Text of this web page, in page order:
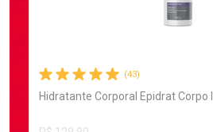
(43)
Hidratante Corporal Epidrat Corpo